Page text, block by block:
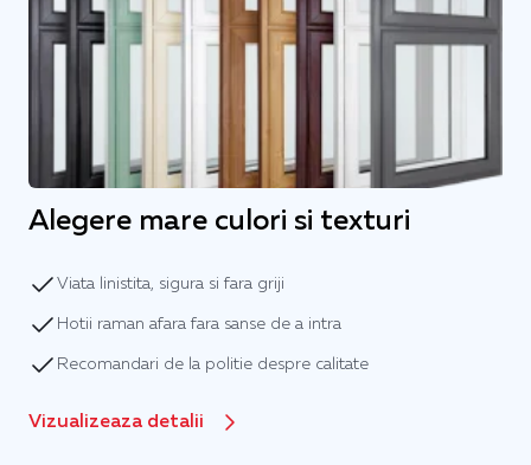
Alegere mare culori si texturi
Viata linistita, sigura si fara griji
Hotii raman afara fara sanse de a intra
Recomandari de la politie despre calitate
Vizualizeaza detalii